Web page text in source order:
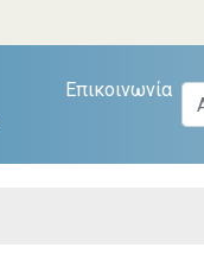
Επικοινωνία